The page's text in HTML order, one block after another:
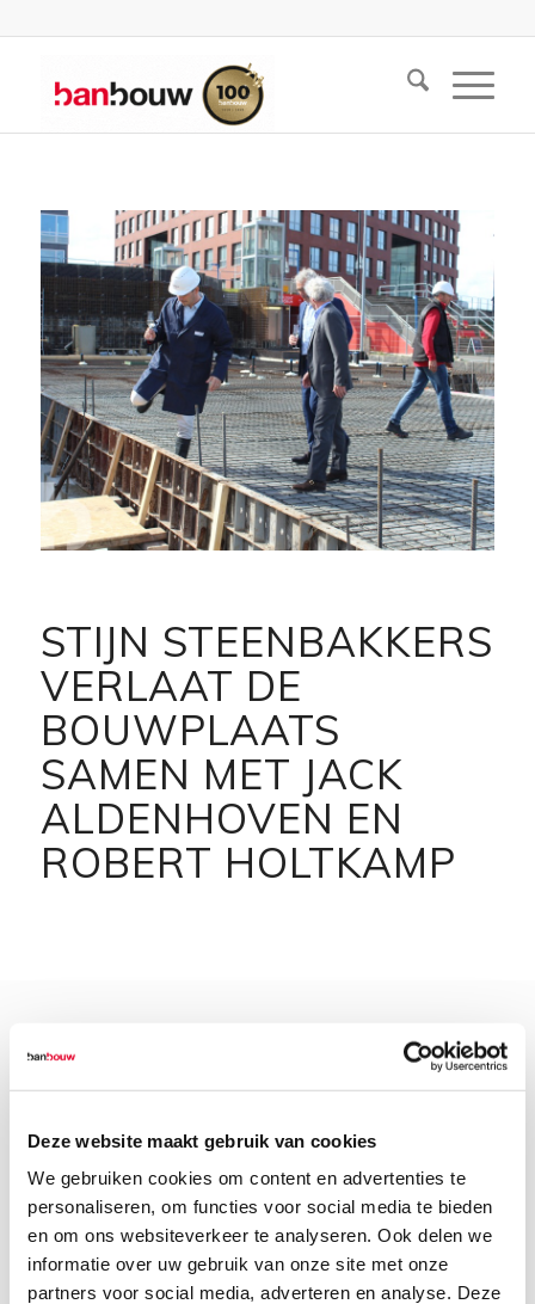
Deze website maakt gebruik van cookies
We gebruiken cookies om content en advertenties te
personaliseren, om functies voor social media te bieden
en om ons websiteverkeer te analyseren. Ook delen we
informatie over uw gebruik van onze site met onze
partners voor social media, adverteren en analyse. Deze
STIJN STEENBAKKERS
VERLAAT DE
BOUWPLAATS
SAMEN MET JACK
ALDENHOVEN EN
ROBERT HOLTKAMP